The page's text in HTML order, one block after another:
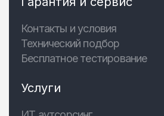
Контакты и условия
Технический подбор
Бесплатное тестирование
Услуги